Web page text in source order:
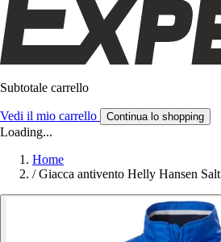
Subtotale carrello
Vedi il mio carrello Continua lo shopping
Loading...
Home
/ Giacca antivento Helly Hansen Salt